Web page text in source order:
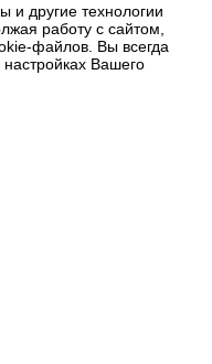
и другие технологии
работу с сайтом,
файлов. Вы всегда
Вашего